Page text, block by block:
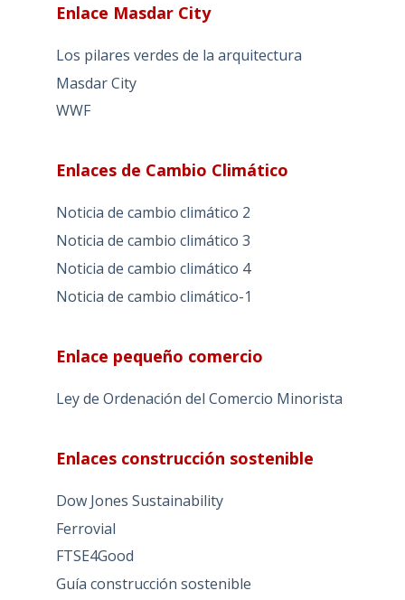
Enlace Masdar City
Los pilares verdes de la arquitectura
Masdar City
WWF
Enlaces de Cambio Climático
Noticia de cambio climático 2
Noticia de cambio climático 3
Noticia de cambio climático 4
Noticia de cambio climático-1
Enlace pequeño comercio
Ley de Ordenación del Comercio Minorista
Enlaces construcción sostenible
Dow Jones Sustainability
Ferrovial
FTSE4Good
Guía construcción sostenible